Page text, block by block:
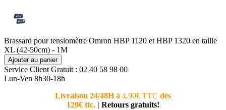
Brassard pour tensiomètre Omron HBP 1120 et HBP 1320 en taille
XL (42-50cm) - 1M
Ajouter au panier
Service Client Gratuit : 02 40 58 98 00
Lun-Ven 8h30-18h
Livraison 24/48H à 4,90€ TTC dès
129€ ttc. | Retours gratuits!